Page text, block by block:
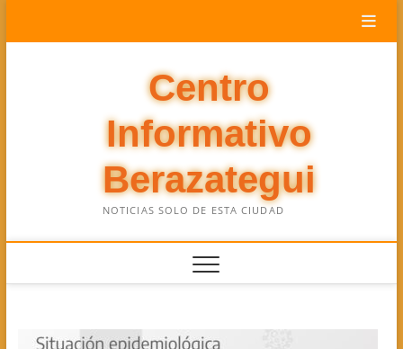
Centro
Informativo
Berazategui
NOTICIAS SOLO DE ESTA CIUDAD